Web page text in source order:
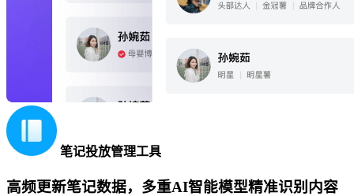
笔记投放管理工具
高频更新笔记数据，多重AI智能模型精准识别内容